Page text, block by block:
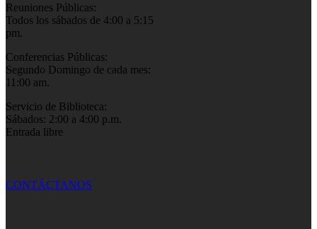
Reuniones Públicas:
Todos los sábados de 4:00 a 5:15
pm.
Conferencias Públicas:
Segundo Domingo de cada mes:
11:00 am.
Servicio de Biblioteca:
Sábados: 2:00 a 4:00 p.m.
Entrada libre
CONTÁCTANOS